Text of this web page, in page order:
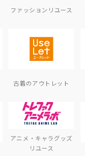
ファッションリユース
古着のアウトレット
アニメ・キャラグッズ
リユース